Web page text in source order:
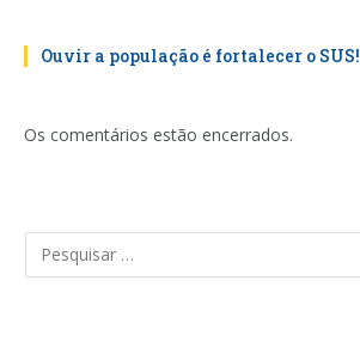
Ouvir a população é fortalecer o SUS!
Os comentários estão encerrados.